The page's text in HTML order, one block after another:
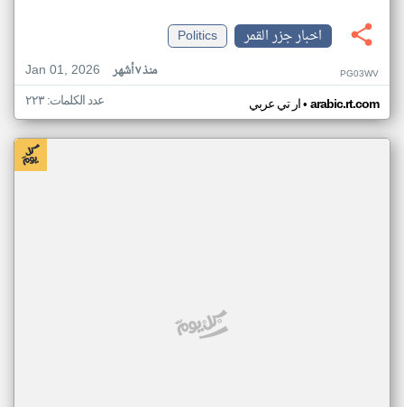
اخبار جزر القمر
Politics
Jan 01, 2026
منذ ٧ أشهر PG03WV
ار تي عربي• arabic.rt.com عدد الكلمات: ٢٢٣